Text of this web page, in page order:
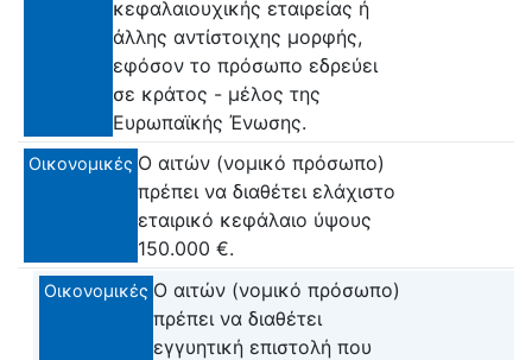
κεφαλαιουχικής εταιρείας ή
άλλης αντίστοιχης μορφής,
εφόσον το πρόσωπο εδρεύει
σε κράτος - μέλος της
Ευρωπαϊκής Ένωσης.
Οικονομικές Ο αιτών (νομικό πρόσωπο)
πρέπει να διαθέτει ελάχιστο
εταιρικό κεφάλαιο ύψους
150.000 €.
Οικονομικές Ο αιτών (νομικό πρόσωπο)
πρέπει να διαθέτει
εγγυητική επιστολή που